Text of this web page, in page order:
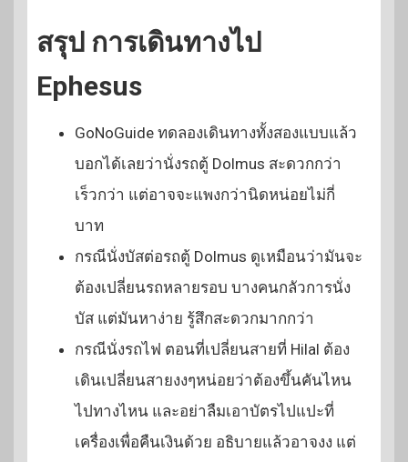
สรุป การเดินทางไป
Ephesus
GoNoGuide ทดลองเดินทางทั้งสองแบบแล้ว
บอกได้เลยว่านั่งรถตู้ Dolmus สะดวกกว่า
เร็วกว่า แต่อาจจะแพงกว่านิดหน่อยไม่กี่
บาท
กรณีนั่งบัสต่อรถตู้ Dolmus ดูเหมือนว่ามันจะ
ต้องเปลี่ยนรถหลายรอบ บางคนกลัวการนั่ง
บัส แต่มันหาง่าย รู้สึกสะดวกมากกว่า
กรณีนั่งรถไฟ ตอนที่เปลี่ยนสายที่ Hilal ต้อง
เดินเปลี่ยนสายงงๆหน่อยว่าต้องขึ้นคันไหน
ไปทางไหน และอย่าลืมเอาบัตรไปแปะที่
เครื่องเพื่อคืนเงินด้วย อธิบายแล้วอาจงง แต่